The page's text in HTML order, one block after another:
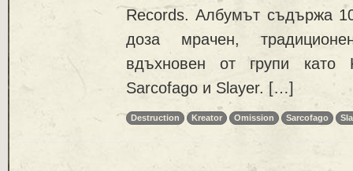
Records. Албумът съдържа
доза мрачен,
вдъхновен от групи като
Sarcofago и Slayer. […]
Destruction Kreator Omission Sarcofago